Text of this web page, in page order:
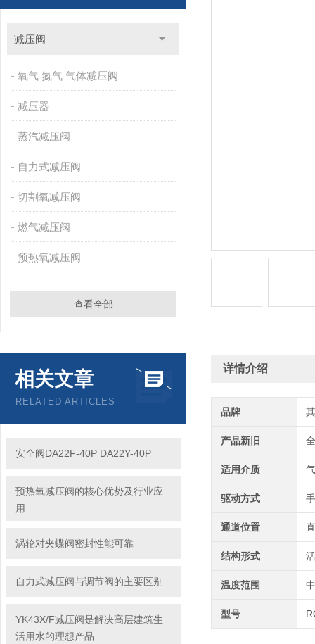
减压阀
氧气 氮气 气体减压阀
减压器
蒸汽减压阀
自力式减压阀
切割氧减压阀
燃气减压阀
预热氧减压阀
查看全部
相关文章
RELATED ARTICLES
安全阀DA22F-40P DA22Y-40P
预热氧减压阀的核心优势及行业应
用
涡轮对夹蝶阀密封性能可靠
自力式减压阀与调节阀的主要区别
YK43X/F减压阀是解决高层建筑生
活用水的理想产品
详情介绍
品牌
产品新旧
适用介质
驱动方式
通道位置
结构形式
温度范围
型号